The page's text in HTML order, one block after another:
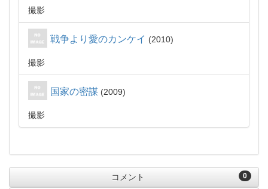
撮影
戦争より愛のカンケイ 2010
撮影
国家の密謀 2009
撮影
0
コメント